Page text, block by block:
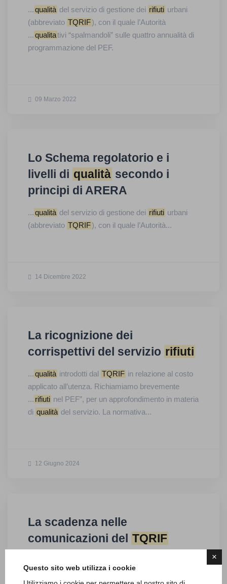
×
Questo sito web utilizza i cookie
...qualità del servizio di gestione dei rifiuti urbani
(abbreviato TQRIF), con il quale l’Autorità
...qualitativi “spalmandoli” sulle quattro annualità di
programmazione del PEF.
09 Marzo 2022
Lo Schema regolatorio e i
livelli di qualità secondo i
principi di ARERA
...qualità del servizio di gestione dei rifiuti urbani
(abbreviato TQRIF), con il quale l’Autorità...
14 Dicembre 2022
La ricognizione dei
corrispettivi del servizio rifiuti
...qualità introdotti dal TQRIF in relazione al costo
applicato all’utenza. Richiamiamo brevemente
... rifiuti nel PEF”, per un approfondimento in materia
di qualità del servizio. La normativa...
12 Giugno 2024
La scadenza nelle
comunicazioni del TQRIF
(abbreviato TQRIF), con il quale l’ARERA fissa...